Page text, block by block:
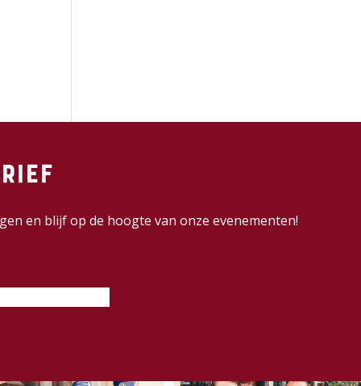
en blijf op de hoogte van onze evenementen!